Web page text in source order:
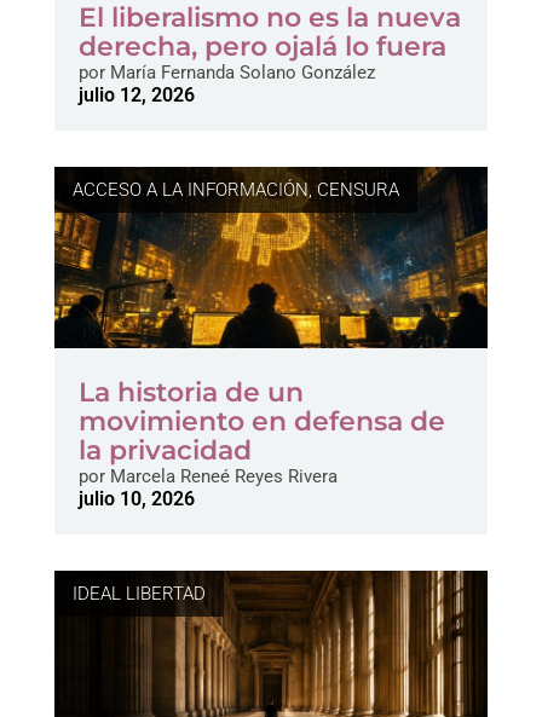
El liberalismo no es la nueva
derecha, pero ojalá lo fuera
porMaría Fernanda Solano González
julio 12, 2026
ACCESO A LA INFORMACIÓN,CENSURA
La historia de un
movimiento en defensa de
la privacidad
porMarcela Reneé Reyes Rivera
julio 10, 2026
IDEAL LIBERTAD